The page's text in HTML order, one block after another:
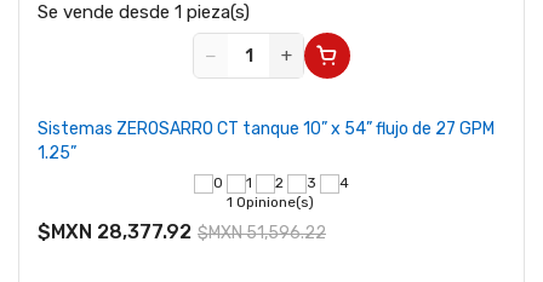
Se vende desde 1 pieza(s)
−
+
Sistemas ZEROSARRO CT tanque 10” x 54” flujo de 27 GPM
1.25”
1 Opinione(s)
$MXN 28,377.92 $MXN 51,596.22